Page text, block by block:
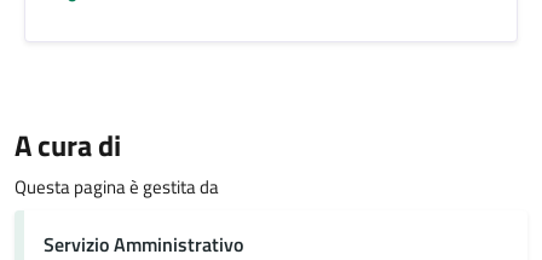
A cura di
Questa pagina è gestita da
Servizio Amministrativo